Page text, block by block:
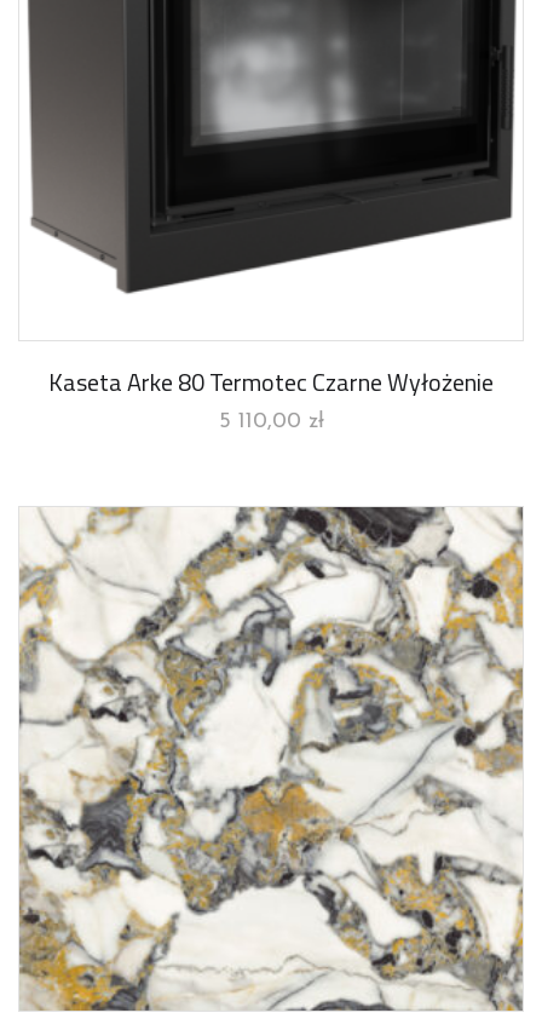
Kaseta Arke 80 Termotec Czarne Wyłożenie
5 110,00 zł